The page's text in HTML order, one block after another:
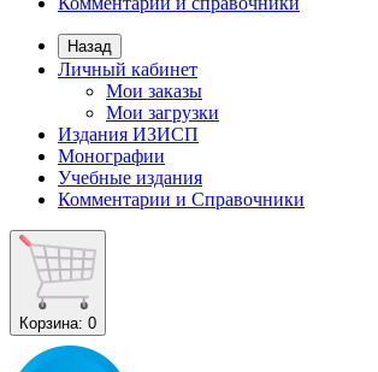
Назад
Личный кабинет
Мои заказы
Мои загрузки
Издания ИЗИСП
Монографии
Учебные издания
Комментарии и Справочники
Корзина: 0